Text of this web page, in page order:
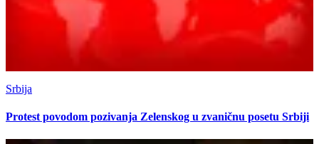
Srbija
Protest povodom pozivanja Zelenskog u zvaničnu posetu Srbiji